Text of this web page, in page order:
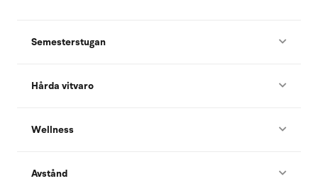
Semesterstugan
Hårda vitvaro
Wellness
Avstånd